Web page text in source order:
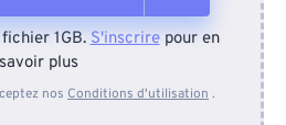
l'appareil
1GB.S'inscrirepour en
savoir plus
nos Conditions d'utilisation .